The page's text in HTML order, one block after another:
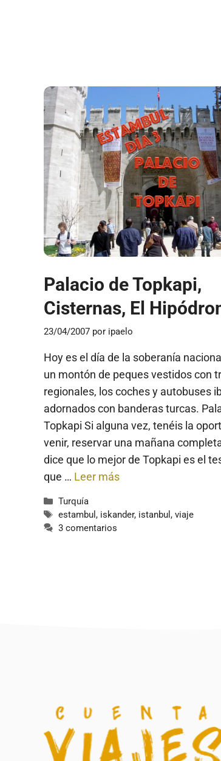
Palacio de Topkapi,
Cisternas, El
23/04/2007 por ipaelo
Hoy es el día de la soberanía
un montón de peques vestidos con
regionales, los coches y autobuses
adornados con banderas turcas.
Topkapi Si alguna vez, tenéis la
venir, reservar una mañana
dice que lo mejor de Topkapi es el
que … Leer más
Categorías
Turquía
Etiquetas
estambul , iskander, istanbul ,viaje
3 comentarios